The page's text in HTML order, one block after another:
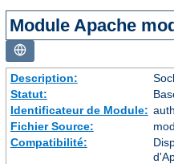
Module Apache
Description:
Statut:
Identificateur de Module:
Fichier Source:
Compatibilité: